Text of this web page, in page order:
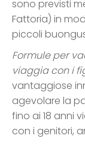
sono previsti
Fattoria) in
piccoli
Formule per
viaggia con i
vantaggiose
agevolare la
fino ai 18 anni
con i genitori,